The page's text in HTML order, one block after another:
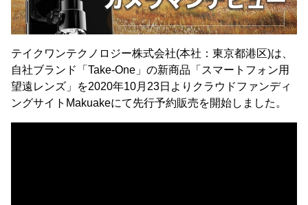
テイクワンテクノロジー株式会社(本社：東京都港区)は、
自社ブランド「Take-One」の新商品「スマートフォン用
望遠レンズ」を2020年10月23日よりクラウドファンディ
ングサイトMakuakeにて先行予約販売を開始しました。